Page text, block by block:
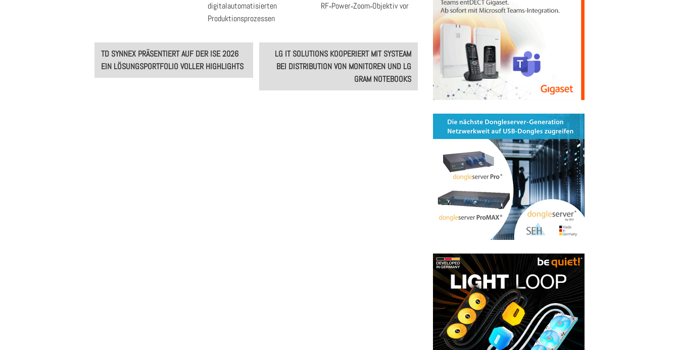
digitalautomatisierten
Produktionsprozessen
RF‑Power‑Zoom‑Objektiv vor
Post
navigation
TD SYNNEX PRÄSENTIERT AUF DER ISE 2026
EIN LÖSUNGSPORTFOLIO VOLLER HIGHLIGHTS
LG IT SOLUTIONS KOOPERIERT MIT SYSTEAM
BEI DISTRIBUTION VON MONITOREN UND LG
GRAM NOTEBOOKS